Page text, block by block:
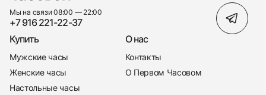
Мы на связи 08:00 — 22:00
+7 916 221-22-37
Купить
Мужские часы
Женские часы
Настольные часы
О нас
Контакты
О Первом Часовом